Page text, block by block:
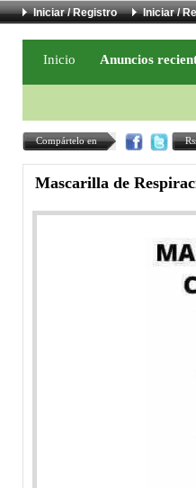
Iniciar / Registro Iniciar /
Inicio Anuncios
Compártelo en
Mascarilla de